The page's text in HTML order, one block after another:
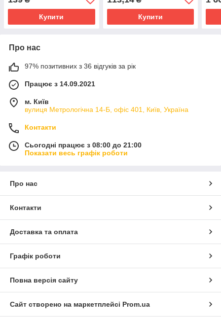
Купити Купити
Про нас
97% позитивних з 36 відгуків за рік
Працює з 14.09.2021
м. Київ
вулиця Метрологічна 14-Б, офіс 401, Київ, Україна
Контакти
Сьогодні працює з 08:00 до 21:00
Показати весь графік роботи
Про нас
Контакти
Доставка та оплата
Графік роботи
Повна версія сайту
Сайт створено на маркетплейсі Prom.ua